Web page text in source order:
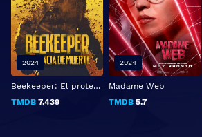
Beekeeper: El protector
TMDB 7.439
2024
Madame Web
TMDB 5.7
2024